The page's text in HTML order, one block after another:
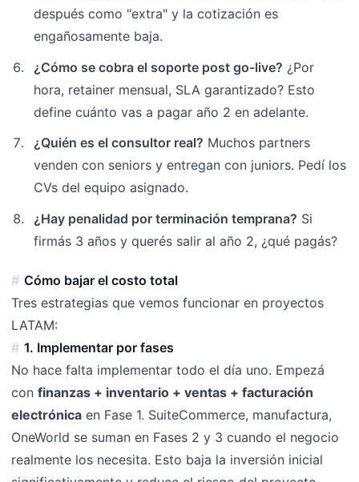
después como "extra" y la cotización es
engañosamente baja.
¿Cómo se cobra el soporte post go-live? ¿Por
hora, retainer mensual, SLA garantizado? Esto
define cuánto vas a pagar año 2 en adelante.
¿Quién es el consultor real? Muchos partners
venden con seniors y entregan con juniors. Pedí los
CVs del equipo asignado.
¿Hay penalidad por terminación temprana? Si
firmás 3 años y querés salir al año 2, ¿qué pagás?
Cómo bajar el costo total
Tres estrategias que vemos funcionar en proyectos
LATAM:
1. Implementar por fases
No hace falta implementar todo el día uno. Empezá
con finanzas + inventario + ventas + facturación
electrónica en Fase 1. SuiteCommerce, manufactura,
OneWorld se suman en Fases 2 y 3 cuando el negocio
realmente los necesita. Esto baja la inversión inicial